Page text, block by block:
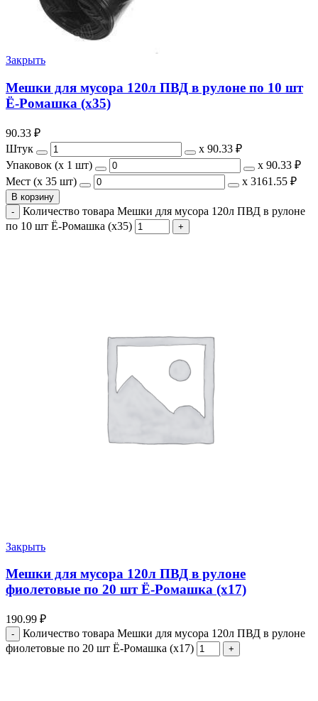
Закрыть
Мешки для мусора 120л ПВД в рулоне по 10 шт
Ё-Ромашка (х35)
90.33 ₽
Штук
х 90.33 ₽
Упаковок (x 1 шт)
х 90.33 ₽
Мест (x 35 шт)
х 3161.55 ₽
В корзину
Количество товара Мешки для мусора 120л ПВД в рулоне
по 10 шт Ё-Ромашка (х35)
Закрыть
Мешки для мусора 120л ПВД в рулоне
фиолетовые по 20 шт Ё-Ромашка (х17)
190.99 ₽
Количество товара Мешки для мусора 120л ПВД в рулоне
фиолетовые по 20 шт Ё-Ромашка (х17)